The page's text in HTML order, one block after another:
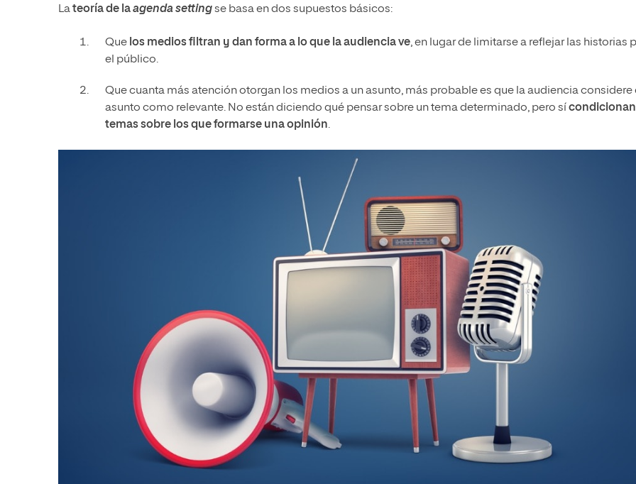
Lateoría de laagenda settingse basa en dos supuestos básicos:
Que los medios filtran y dan forma a lo que la audiencia ve, en lugar de limitarse a reflejar las historias
el público.
Que cuanta más atención otorgan los medios a un asunto, más probable es que la audiencia considere
asunto como relevante. No están diciendo qué pensar sobre un tema determinado, pero sí
temas sobre los que formarse una opinión.